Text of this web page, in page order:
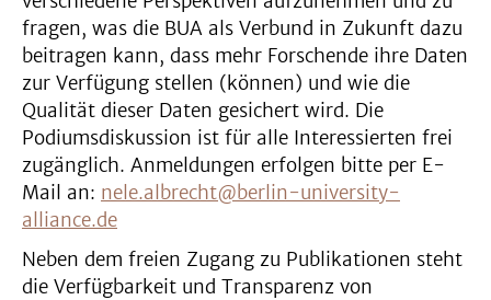
fragen, was die BUA als Verbund in Zukunft dazu
beitragen kann, dass mehr Forschende ihre Daten
zur Verfügung stellen (können) und wie die
Qualität dieser Daten gesichert wird. Die
Podiumsdiskussion ist für alle Interessierten frei
zugänglich. Anmeldungen erfolgen bitte per E-
Mail an: nele.albrecht@berlin-university-
alliance.de
Neben dem freien Zugang zu Publikationen steht
die Verfügbarkeit und Transparenz von